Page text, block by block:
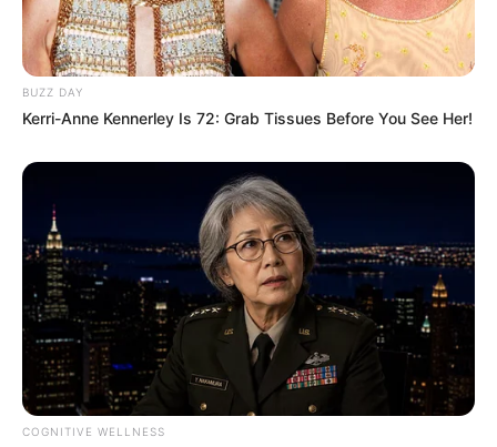
BUZZ DAY
Kerri-Anne Kennerley Is 72: Grab Tissues Before You See Her!
COGNITIVE WELLNESS